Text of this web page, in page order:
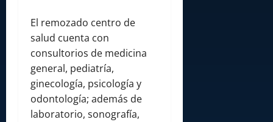
El remozado centro de
salud cuenta con
consultorios de medicina
general, pediatría,
ginecología, psicología y
odontología; además de
laboratorio, sonografía,